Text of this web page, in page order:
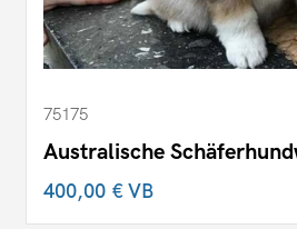
75175
Australische
400,00 €VB